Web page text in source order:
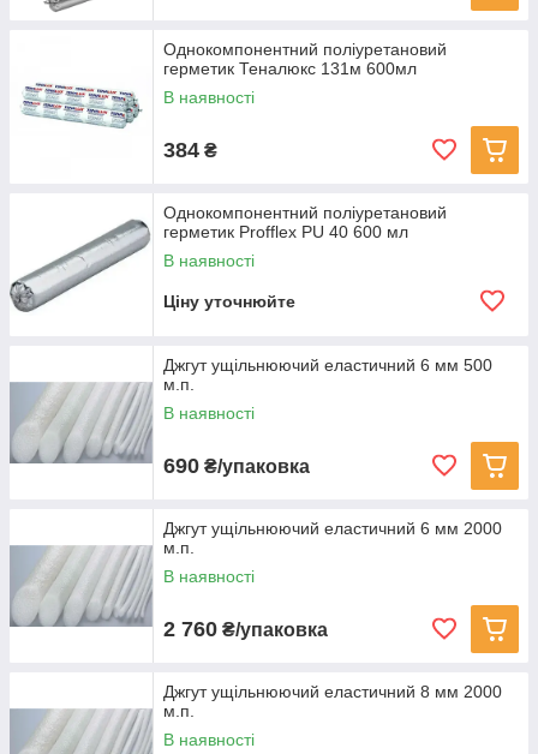
Однокомпонентний поліуретановий
герметик Теналюкс 131м 600мл
В наявності
384 ₴
Однокомпонентний поліуретановий
герметик Profflex PU 40 600 мл
В наявності
Ціну уточнюйте
Джгут ущільнюючий еластичний 6 мм 500
м.п.
В наявності
690 ₴/упаковка
Джгут ущільнюючий еластичний 6 мм 2000
м.п.
В наявності
2 760 ₴/упаковка
Джгут ущільнюючий еластичний 8 мм 2000
м.п.
В наявності